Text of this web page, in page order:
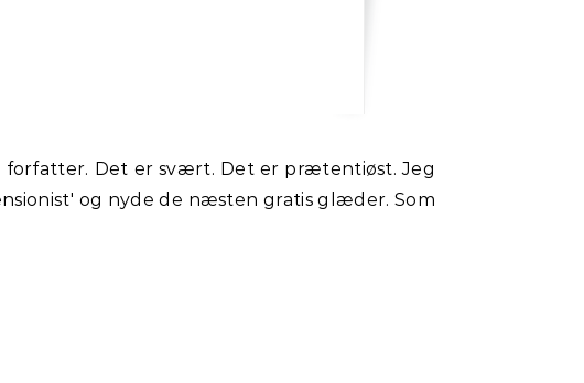
og nyde de næsten gratis glæder. Som